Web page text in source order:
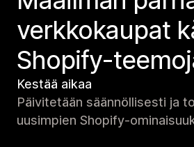
verkko­kaupat
Shopify-
Kestää aikaa
Päivitetään säännöllisesti ja
uusimpien Shopify-